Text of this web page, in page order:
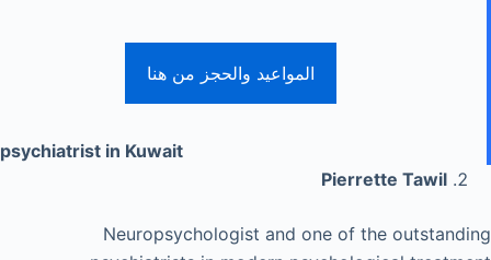
المواعيد والحجز من هنا
psychiatrist in Kuwait
Pierrette Tawil
Neuropsychologist and one of the outstanding